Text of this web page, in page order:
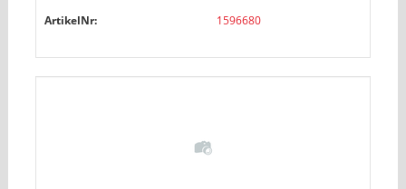
ArtikelNr: 1596680